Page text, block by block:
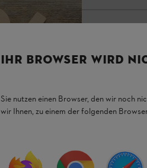
IHR BROWSER WIRD
Sie nutzen einen Browser, den wir noch
wir Ihnen, zu einem der folgenden